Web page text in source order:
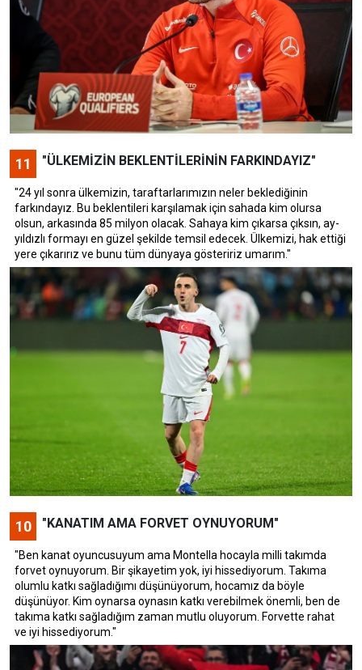
11 "ÜLKEMİZİN BEKLENTİLERİNİN FARKINDAYIZ"
"24 yıl sonra ülkemizin, taraftarlarımızın neler beklediğinin
farkındayız. Bu beklentileri karşılamak için sahada kim olursa
olsun, arkasında 85 milyon olacak. Sahaya kim çıkarsa çıksın, ay-
yıldızlı formayı en güzel şekilde temsil edecek. Ülkemizi, hak ettiği
yere çıkarırız ve bunu tüm dünyaya gösteririz umarım."
10 "KANATIM AMA FORVET OYNUYORUM"
"Ben kanat oyuncusuyum ama Montella hocayla milli takımda
forvet oynuyorum. Bir şikayetim yok, iyi hissediyorum. Takıma
olumlu katkı sağladığımı düşünüyorum, hocamız da böyle
düşünüyor. Kim oynarsa oynasın katkı verebilmek önemli, ben de
takıma katkı sağladığım zaman mutlu oluyorum. Forvette rahat
ve iyi hissediyorum."